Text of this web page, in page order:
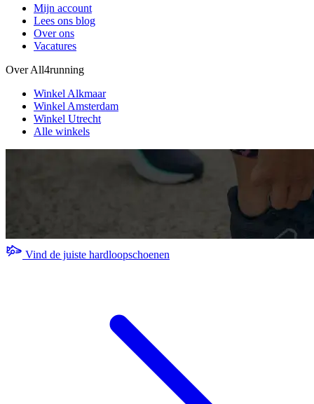
Mijn account
Lees ons blog
Over ons
Vacatures
Over All4running
Winkel Alkmaar
Winkel Amsterdam
Winkel Utrecht
Alle winkels
Vind de juiste hardloopschoenen